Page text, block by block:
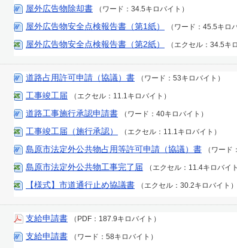
屋外広告物除却書 （ワード：34.5キロバイト）
屋外広告物安全点検報告書（第1紙） （ワード：45.5キロ
屋外広告物安全点検報告書（第2紙） （エクセル：34.5キ
道路占用許可申請（協議）書 （ワード：53キロバイト）
工事竣工届 （エクセル：11.1キロバイト）
道路工事施行承認申請書 （ワード：40キロバイト）
工事竣工届（施行承認） （エクセル：11.1キロバイト）
島原市法定外公共物占用等許可申請（協議）書 （ワード
島原市法定外公共物工事完了届 （エクセル：11.4キロバイト
【様式】市道通行止め協議書 （エクセル：30.2キロバイト）
支給申請書 （PDF：187.9キロバイト）
支給申請書 （ワード：58キロバイト）